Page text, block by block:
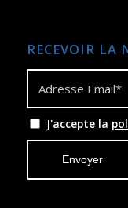
RECEVOIR LA
J'accepte la